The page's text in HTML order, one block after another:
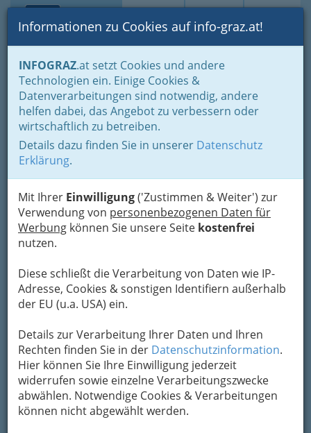
Suche Login Toggle
Informationen zu Cookies auf info-graz.at!
INFOGRAZ.at setzt Cookies und andere
Technologien ein. Einige Cookies &
Datenverarbeitungen sind notwendig, andere
helfen dabei, das Angebot zu verbessern oder
wirtschaftlich zu betreiben.
Details dazu finden Sie in unserer Datenschutz
Erklärung.
Mit Ihrer Einwilligung('Zustimmen & Weiter') zur
Verwendung von personenbezogenen Daten für
Werbung können Sie unsere Seite kostenfrei
nutzen.
Diese schließt die Verarbeitung von Daten wie IP-
Adresse, Cookies & sonstigen Identifiern außerhalb
der EU (u.a. USA) ein.
Details zur Verarbeitung Ihrer Daten und Ihren
Rechten finden Sie in der Datenschutzinformation.
Hier können Sie Ihre Einwilligung jederzeit
widerrufen sowie einzelne Verarbeitungszwecke
abwählen. Notwendige Cookies & Verarbeitungen
können nicht abgewählt werden.
Home Branchen
Bauen - der Weg zum eigenen Haus
Reinigung & Service
Abfallentsorgung
Abfallentsorgung
Im Zeitalter der Einwegprodukte, wird es immer
mehr zur Pflicht, seinen Abfall richtig zu
sortieren, um den immer größer werdenden
Müllberg besser in den Griff zu bekommen. An
vielen Straßenecken stehen die farbigen
Müllkontainer die auch den unbelesenen
Umweltsündern den richtigen Weg, in die
Bezirksauswahl
1
ARGE Müllvermeidung
Kinkgasse 7, 8020 Graz
+43 316 712 309
+43 316 712 309 - 9